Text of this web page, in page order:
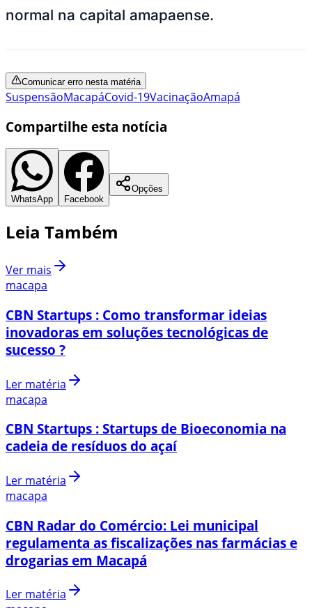
normal na capital amapaense.
Comunicar erro nesta matéria
SuspensãoMacapáCovid-19VacinaçãoAmapá
Compartilhe esta notícia
WhatsApp Facebook
Opções
Leia Também
Ver mais
macapa
CBN Startups : Como transformar ideias
inovadoras em soluções tecnológicas de
sucesso ?
Ler matéria
macapa
CBN Startups : Startups de Bioeconomia na
cadeia de resíduos do açaí
Ler matéria
macapa
CBN Radar do Comércio: Lei municipal
regulamenta as fiscalizações nas farmácias e
drogarias em Macapá
Ler matéria